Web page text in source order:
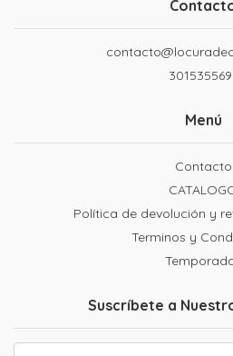
Menú
Contacto
Política de devolución y
Terminos y
Suscríbete a